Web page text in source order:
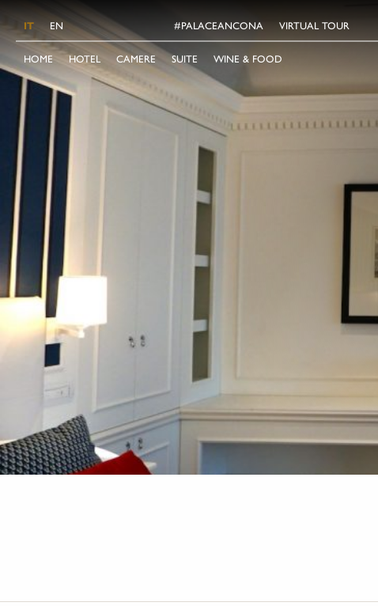
IT EN #PALACEANCONA VIRTUAL TOUR
HOME HOTEL CAMERE SUITE WINE & FOOD